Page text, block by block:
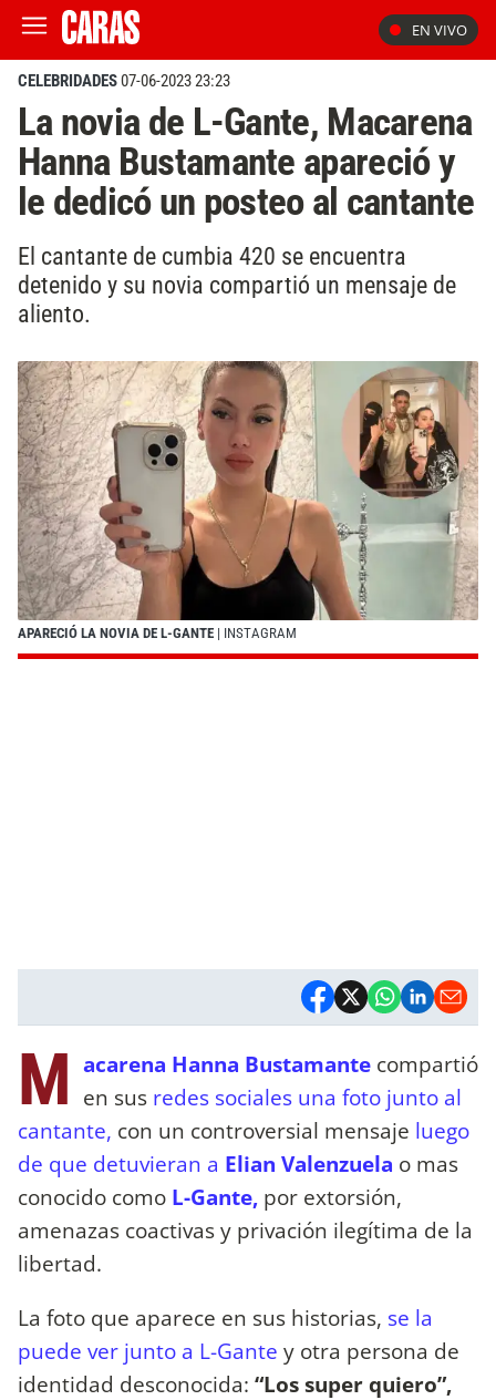
EN VIVO
CELEBRIDADES07-06-2023 23:23
La novia de L-Gante, Macarena
Hanna Bustamante apareció y
le dedicó un posteo al cantante
El cantante de cumbia 420 se encuentra
detenido y su novia compartió un mensaje de
aliento.
APARECIÓ LA NOVIA DE L-GANTE | INSTAGRAM
M acarena Hanna Bustamante compartió
en sus redes sociales una foto junto al
cantante, con un controversial mensaje luego
de que detuvieran a Elian Valenzuela o mas
conocido como L-Gante, por extorsión,
amenazas coactivas y privación ilegítima de la
libertad.
La foto que aparece en sus historias, se la
puede ver junto a L-Gante y otra persona de
identidad desconocida: “Los super quiero”,